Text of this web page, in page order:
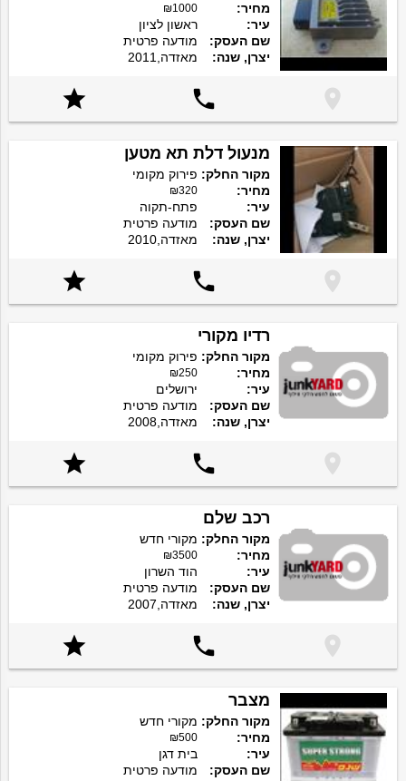
מחיר:
₪1000
עיר:
ראשון לציון
שם העסק:
מודעה פרטית
יצרן, שנה:
מאזדה,2011



מנעול דלת תא מטען
מקור החלק: פירוק מקומי
מחיר:
₪320
עיר:
פתח-תקוה
שם העסק:
מודעה פרטית
יצרן, שנה:
מאזדה,2010



רדיו מקורי
מקור החלק: פירוק מקומי
מחיר:
₪250
עיר:
ירושלים
שם העסק:
מודעה פרטית
יצרן, שנה:
מאזדה,2008



רכב שלם
מקור החלק: מקורי חדש
מחיר:
₪3500
עיר:
הוד השרון
שם העסק:
מודעה פרטית
יצרן, שנה:
מאזדה,2007



מצבר
מקור החלק: מקורי חדש
מחיר:
₪500
עיר:
בית דגן
שם העסק:
מודעה פרטית